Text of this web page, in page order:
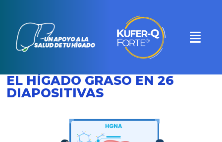
EL HÍGADO GRASO EN 26
DIAPOSITIVAS